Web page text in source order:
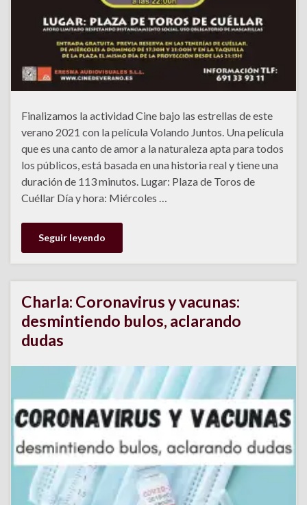
Finalizamos la actividad Cine bajo las estrellas de este
verano 2021 con la película Volando Juntos. Una película
que es una canto de amor a la naturaleza apta para todos
los públicos, está basada en una historia real y tiene una
duración de 113 minutos. Lugar: Plaza de Toros de
Cuéllar Día y hora: Miércoles …
Seguir leyendo
Charla: Coronavirus y vacunas:
desmintiendo bulos, aclarando
dudas